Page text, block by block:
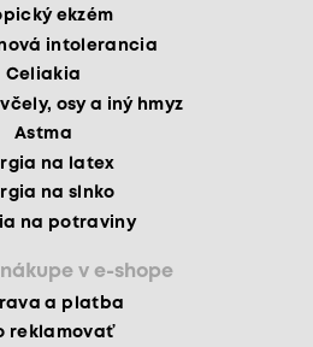
ekzém
intolerancia
Celiakia
osy a iný hmyz
Astma
na latex
na slnko
na potraviny
v e-shope
a platba
reklamovať